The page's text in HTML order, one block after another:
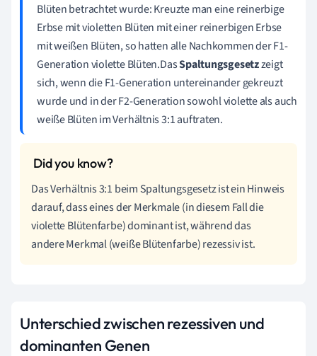
Blüten betrachtet wurde: Kreuzte man eine reinerbige
Erbse mit violetten Blüten mit einer reinerbigen Erbse
mit weißen Blüten, so hatten alle Nachkommen der F1-
Generation violette Blüten.DasSpaltungsgesetzzeigt
sich, wenn die F1-Generation untereinander gekreuzt
wurde und in der F2-Generation sowohl violette als auch
weiße Blüten im Verhältnis 3:1 auftraten.
Das Verhältnis 3:1 beim Spaltungsgesetz ist ein Hinweis
darauf, dass eines der Merkmale (in diesem Fall die
violette Blütenfarbe) dominant ist, während das
andere Merkmal (weiße Blütenfarbe) rezessiv ist.
Unterschied zwischen rezessiven und
dominanten Genen